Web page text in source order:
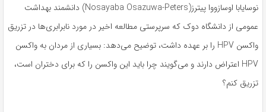
نوسایابا اوسازووا پیترز(Nosayaba Osazuwa-Peters) دانشمند بهداشت
عمومی از دانشگاه دوک که سرپرستی مطالعه اخیر در مورد نابرابری‌ها در تزریق
واکسن HPV را بر عهده داشت، توضیح می‌دهد: بسیاری از مردان به واکسن
HPV اعتراض دارند و می‌گویند چرا باید این واکسن را که برای دختران است،
تزریق کنم؟